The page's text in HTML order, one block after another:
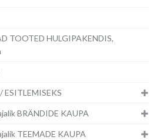
TOOTED HULGIPAKENDIS,
ESITLEMISEKS
BRÄNDIDE KAUPA
TEEMADE KAUPA